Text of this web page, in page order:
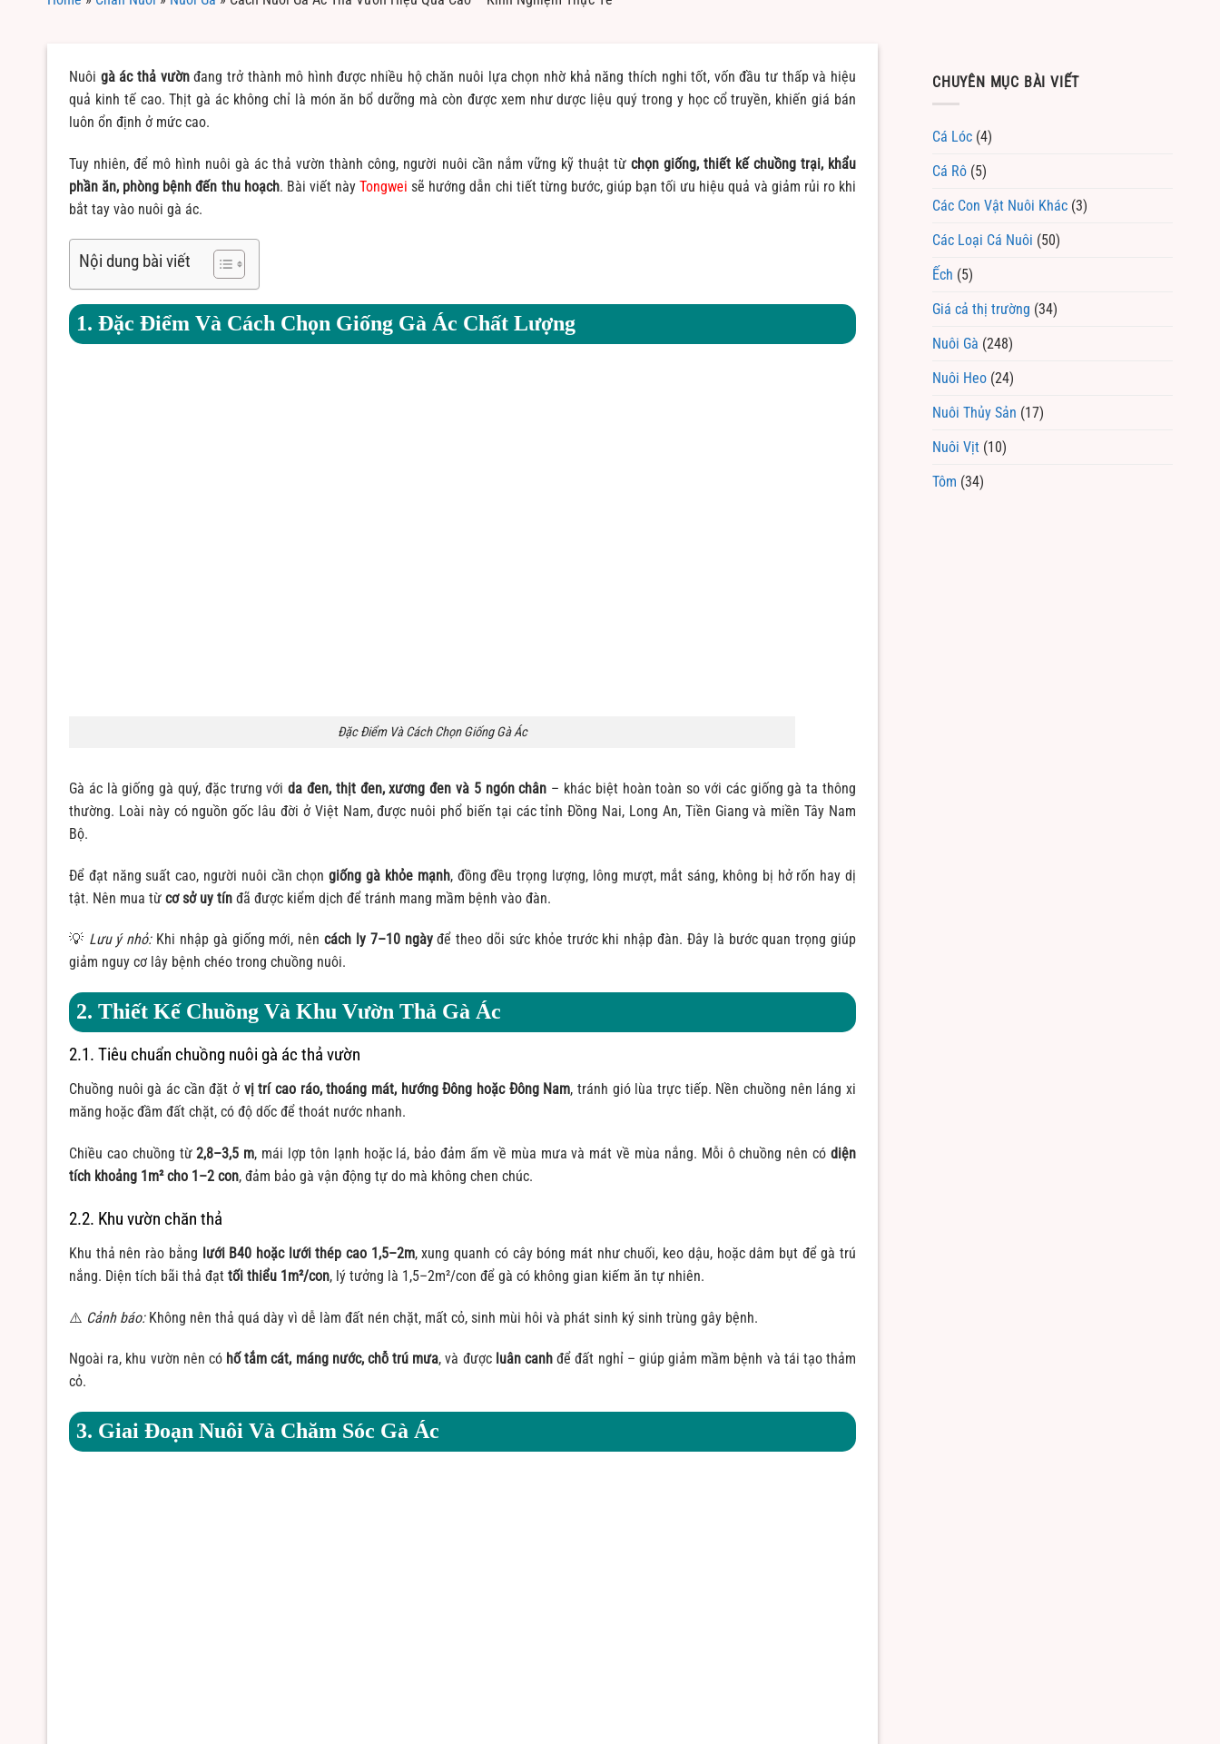
Nuôi gà ác thả vườnđang trở thành mô hình được nhiều hộ chăn nuôi lựa chọn nhờ khả năng thích nghi tốt, vốn đầu tư thấp và hiệu
quả kinh tế cao. Thịt gà ác không chỉ là món ăn bổ dưỡng mà còn được xem như dược liệu quý trong y học cổ truyền, khiến giá bán
luôn ổn định ở mức cao.
Tuy nhiên, để mô hình nuôi gà ác thả vườn thành công, người nuôi cần nắm vững kỹ thuật từ chọn giống, thiết kế chuồng trại, khẩu
phần ăn, phòng bệnh đến thu hoạch. Bài viết nàyTongwei sẽ hướng dẫn chi tiết từng bước, giúp bạn tối ưu hiệu quả và giảm rủi ro khi
bắt tay vào nuôi gà ác.
Nội dung bài viết
1. Đặc Điểm Và Cách Chọn Giống Gà Ác Chất Lượng
Đặc Điểm Và Cách Chọn Giống Gà Ác
Gà ác là giống gà quý, đặc trưng vớida đen, thịt đen, xương đen và 5 ngón chân – khác biệt hoàn toàn so với các giống gà ta thông
thường. Loài này có nguồn gốc lâu đời ở Việt Nam, được nuôi phổ biến tại các tỉnh Đồng Nai, Long An, Tiền Giang và miền Tây Nam
Bộ.
Để đạt năng suất cao, người nuôi cần chọngiống gà khỏe mạnh, đồng đều trọng lượng, lông mượt, mắt sáng, không bị hở rốn hay dị
tật. Nên mua từ cơ sở uy tín đã được kiểm dịch để tránh mang mầm bệnh vào đàn.
💡 Lưu ý nhỏ:Khi nhập gà giống mới, nêncách ly 7–10 ngàyđể theo dõi sức khỏe trước khi nhập đàn. Đây là bước quan trọng giúp
giảm nguy cơ lây bệnh chéo trong chuồng nuôi.
2. Thiết Kế Chuồng Và Khu Vườn Thả Gà Ác
2.1. Tiêu chuẩn chuồng nuôi gà ác thả vườn
Chuồng nuôi gà ác cần đặt ở vị trí cao ráo, thoáng mát, hướng Đông hoặc Đông Nam, tránh gió lùa trực tiếp. Nền chuồng nên láng xi
măng hoặc đầm đất chặt, có độ dốc để thoát nước nhanh.
Chiều cao chuồng từ2,8–3,5 m, mái lợp tôn lạnh hoặc lá, bảo đảm ấm về mùa mưa và mát về mùa nắng. Mỗi ô chuồng nên códiện
tích khoảng 1m² cho 1–2 con, đảm bảo gà vận động tự do mà không chen chúc.
2.2. Khu vườn chăn thả
Khu thả nên rào bằng lưới B40 hoặc lưới thép cao 1,5–2m, xung quanh có cây bóng mát như chuối, keo dậu, hoặc dâm bụt để gà trú
nắng. Diện tích bãi thả đạt tối thiểu 1m²/con, lý tưởng là 1,5–2m²/con để gà có không gian kiếm ăn tự nhiên.
⚠️ Cảnh báo:Không nên thả quá dày vì dễ làm đất nén chặt, mất cỏ, sinh mùi hôi và phát sinh ký sinh trùng gây bệnh.
Ngoài ra, khu vườn nên có hố tắm cát, máng nước, chỗ trú mưa, và được luân canhđể đất nghỉ – giúp giảm mầm bệnh và tái tạo thảm
cỏ.
3. Giai Đoạn Nuôi Và Chăm Sóc Gà Ác
CHUYÊN MỤC BÀI VIẾT
Cá Lóc (4)
Cá Rô (5)
Các Con Vật Nuôi Khác (3)
Các Loại Cá Nuôi (50)
Ếch (5)
Giá cả thị trường (34)
Nuôi Gà (248)
Nuôi Heo (24)
Nuôi Thủy Sản (17)
Nuôi Vịt (10)
Tôm (34)